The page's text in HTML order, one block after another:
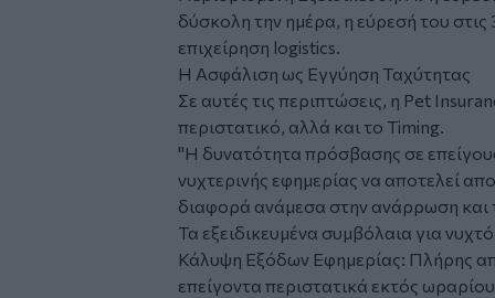
δύσκολη την ημέρα, η εύρεσή του στις
επιχείρηση logistics.
Η Ασφάλιση ως Εγγύηση Ταχύτητας
Σε αυτές τις περιπτώσεις, η Pet
περιστατικό, αλλά και το Timing.
"Η δυνατότητα πρόσβασης σε
νυχτερινής εφημερίας να αποτελεί
διαφορά ανάμεσα στην ανάρρωση και
Τα εξειδικευμένα συμβόλαια για
Κάλυψη Εξόδων Εφημερίας: Πλήρης
επείγοντα περιστατικά εκτός